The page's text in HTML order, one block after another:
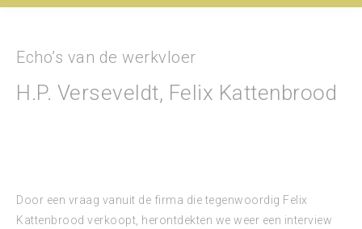
Echo’s van de werkvloer
H.P. Verseveldt, Felix Kattenbrood
Door een vraag vanuit de firma die tegenwoordig Felix
Kattenbrood verkoopt, herontdekten we weer een interview